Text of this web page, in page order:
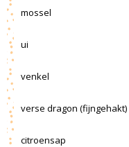
mossel
ui
venkel
verse dragon (fijngehakt)
citroensap